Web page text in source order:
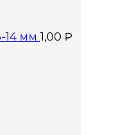
14 мм 1,00 ₽